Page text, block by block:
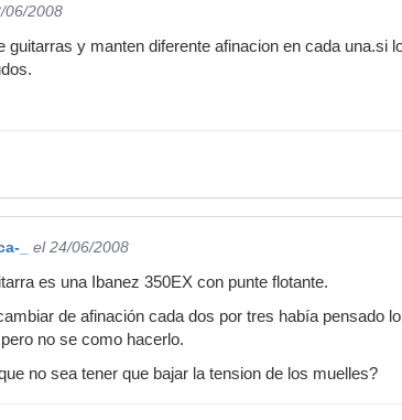
06/2008
guitarras y manten diferente afinacion en cada
_
el 24/06/2008
es una Ibanez 350EX con punte flotante.
de afinación cada dos por tres había pensado
no se como hacerlo.
no sea tener que bajar la tension de los muelles?